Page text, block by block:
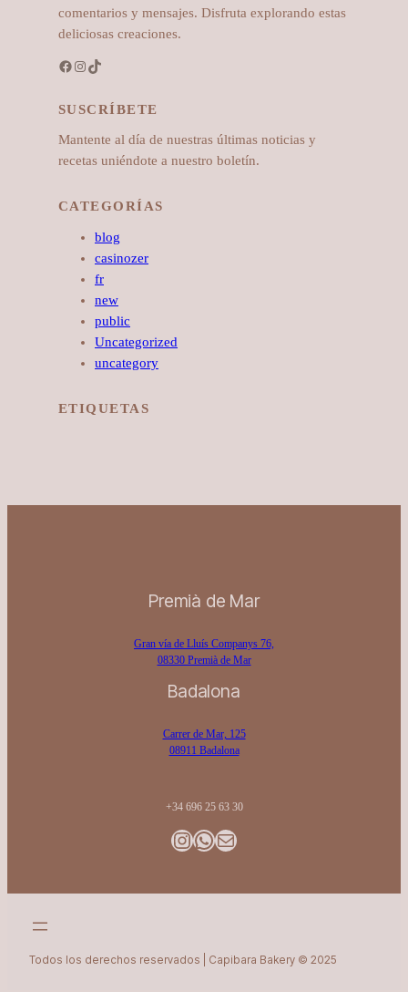
comentarios y mensajes. Disfruta explorando estas
deliciosas creaciones.
Facebook Instagram TikTok
SUSCRÍBETE
Mantente al día de nuestras últimas noticias y
recetas uniéndote a nuestro boletín.
CATEGORÍAS
blog
casinozer
fr
new
public
Uncategorized
uncategory
ETIQUETAS
Premià de Mar
Gran vía de Lluís Companys 76,
08330 Premià de Mar
Badalona
Carrer de Mar, 125
08911 Badalona
+34 696 25 63 30
Instagram
WhatsApp
Gmail
Todos los derechos reservados | Capibara Bakery © 2025